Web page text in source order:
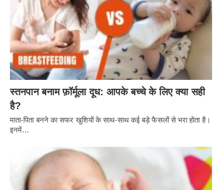
स्तनपान बनाम फ़ॉर्मूला दूध: आपके बच्चे के लिए क्या सही
है?
माता-पिता बनने का सफर खुशियों के साथ-साथ कई बड़े फैसलों से भरा होता है।
इनमें…